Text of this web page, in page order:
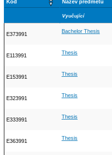
Kód Název předmětu
Vyučující
E373991 Bachelor Thesis
E113991 Thesis
E153991 Thesis
E323991 Thesis
E333991 Thesis
E363991 Thesis